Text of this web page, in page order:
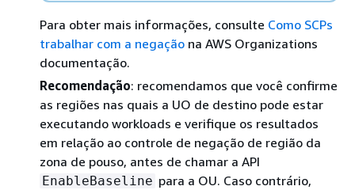
Para obter mais informações, consulte Como SCPs
trabalhar com a negação na AWS Organizations
documentação.
Recomendação: recomendamos que você confirme
as regiões nas quais a UO de destino pode estar
executando workloads e verifique os resultados
em relação ao controle de negação de região da
zona de pouso, antes de chamar a API
EnableBaseline para a OU. Caso contrário,